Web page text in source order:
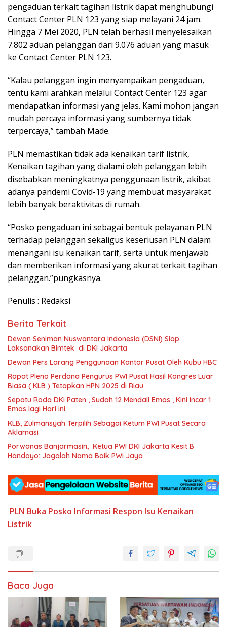
pengaduan terkait tagihan listrik dapat menghubungi
Contact Center PLN 123 yang siap melayani 24 jam.
Hingga 7 Mei 2020, PLN telah berhasil menyelesaikan
7.802 aduan pelanggan dari 9.076 aduan yang masuk
ke Contact Center PLN 123.
“Kalau pelanggan ingin menyampaikan pengaduan,
tentu kami arahkan melalui Contact Center 123 agar
mendapatkan informasi yang jelas. Kami mohon jangan
mudah percaya informasi yang sumbernya tidak
terpercaya,” tambah Made.
PLN memastikan tidak ada kenaikan tarif listrik,
Kenaikan tagihan yang dialami oleh pelanggan lebih
disebabkan meningkatnya penggunaan listrik, akibat
adanya pandemi Covid-19 yang membuat masyarakat
lebih banyak beraktivitas di rumah.
“Posko pengaduan ini sebagai bentuk pelayanan PLN
terhadap pelanggan sekaligus keseriusan PLN dalam
menangani isu kenaikan tarif, serta untuk menjawab
dan memberikan informasi yang akurat terkait tagihan
pelanggan.”pungkasnya.
Penulis : Redaksi
Berita Terkait
Dewan Seniman Nuswantara Indonesia (DSNI) Siap
Laksanakan Bimtek di DKI Jakarta
Dewan Pers Larang Penggunaan Kantor Pusat Oleh Kubu HBC
Rapat Pleno Perdana Pengurus PWI Pusat Hasil Kongres Luar
Biasa ( KLB ) Tetapkan HPN 2025 di Riau
Sepatu Roda DKI Paten , Sudah 12 Mendali Emas , Kini Incar 1
Emas lagi Hari ini
KLB, Zulmansyah Terpilih Sebagai Ketum PWI Pusat Secara
Aklamasi
Porwanas Banjarmasin, Ketua PWI DKI Jakarta Kesit B
Handoyo: Jagalah Nama Baik PWI Jaya
PLN Buka Posko Informasi Respon Isu Kenaikan
Listrik
Baca Juga